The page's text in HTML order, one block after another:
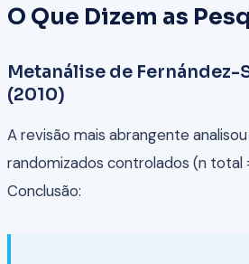
O Que Dizem as
Metanálise de Fernández-
(2010)
A revisão mais abrangente
randomizados controlados (n total
Conclusão: